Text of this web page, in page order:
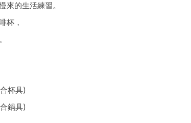
來的生活練習。
杯，
杯具)
鍋具)